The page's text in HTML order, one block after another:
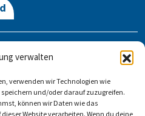
verwalten
verwenden wir Technologien wie
und/oder darauf zuzugreifen.
können wir Daten wie das
Website verarbeiten. Wenn du deine